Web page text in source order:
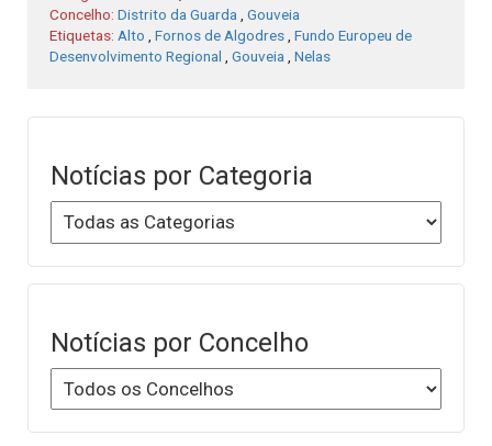
Concelho: Distrito da Guarda
Gouveia
Etiquetas: Alto Fornos de Algodres Fundo Europeu de
Desenvolvimento Regional
Gouveia Nelas
Notícias por Categoria
Notícias por Concelho